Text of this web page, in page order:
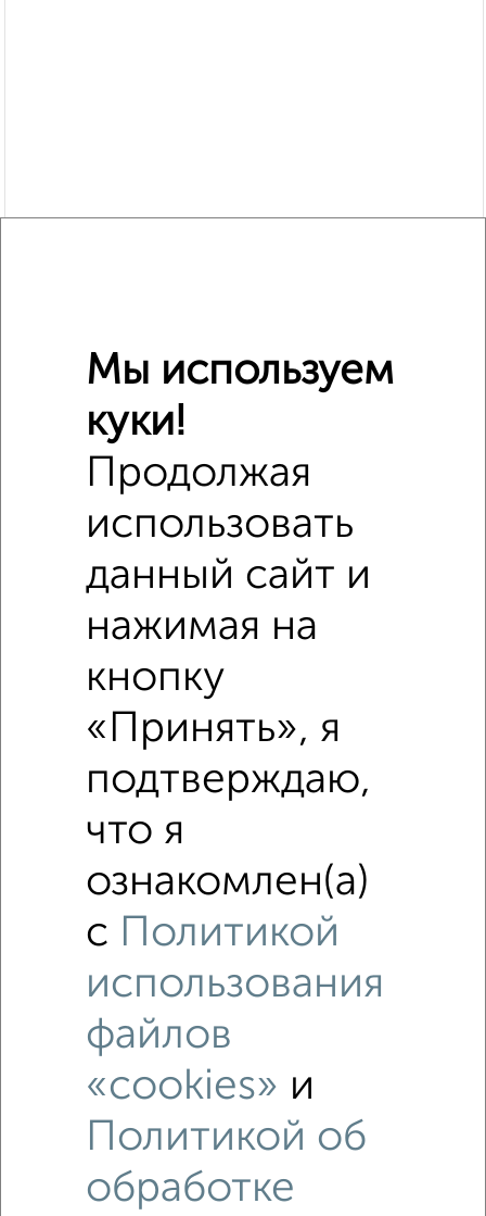
Сравнение средних цен
1‑комнатные квартиры с похожей площадью ±10%
5 180 000 ₽
Средняя цена район
Это предложение
Средняя цена по городу
Похожие предложения рядом
1‑комнатные квартиры недалеко от Аэроклубная 17к1
Мы используем
куки!
Продолжая
использовать
данный сайт и
нажимая на
кнопку
«Принять», я
подтверждаю,
что я
ознакомлен(а)
с
Политикой
использования
файлов
«cookies» и
Политикой об
обработке